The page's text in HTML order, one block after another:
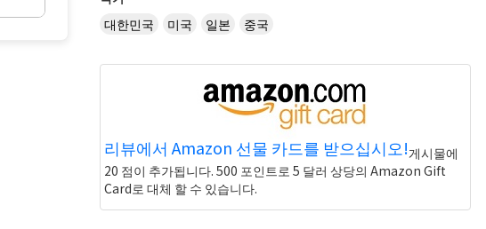
대한민국
미국 일본 중국
리뷰에서 Amazon 선물 카드를 받으십시오!게시물에
20 점이 추가됩니다. 500 포인트로 5 달러 상당의 Amazon Gift
Card로 대체 할 수 있습니다.